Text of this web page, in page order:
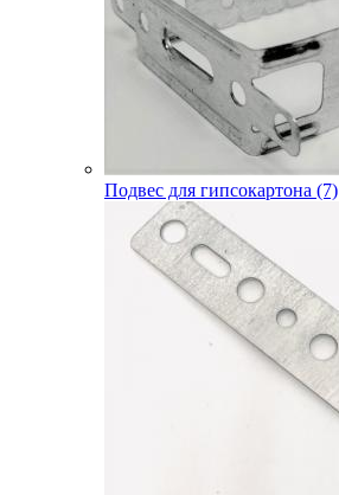
Подвес для гипсокартона (7)